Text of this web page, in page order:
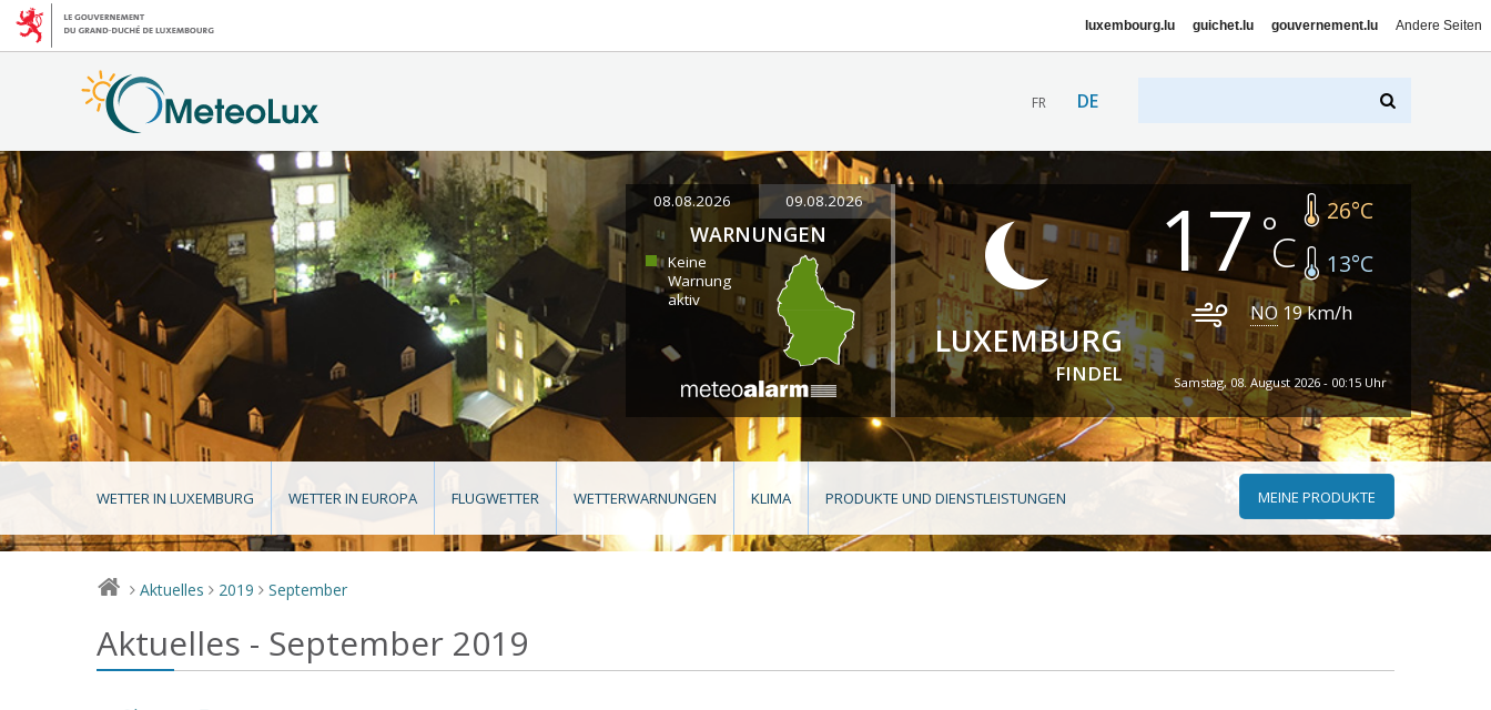
luxembourg.lu guichet.lu gouvernement.lu Andere Seiten
FR DE
08.08.2026 09.08.2026
WARNUNGEN
Keine
Warnung
aktiv
LUXEMBURG
FINDEL
17 26°C
13°C
NO 19km/h
Samstag, 08. August 2026 - 00:15 Uhr
WETTER IN LUXEMBURG WETTER IN EUROPA FLUGWETTER WETTERWARNUNGEN KLIMA PRODUKTE UND DIENSTLEISTUNGEN MEINE PRODUKTE
> Aktuelles > 2019 > September
Aktuelles - September 2019